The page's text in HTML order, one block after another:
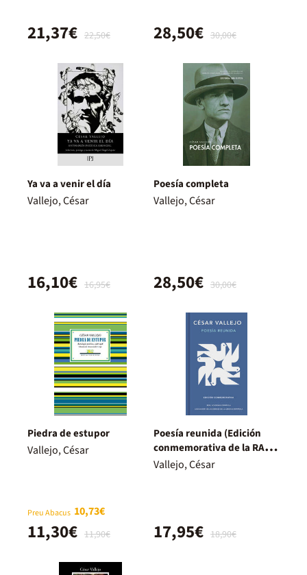
22,50€
21,37€ 30,00€
28,50€
Ya va a venir el día
Vallejo, César
16,95€
16,10€
Poesía completa
Vallejo, César
30,00€
28,50€
Piedra de estupor
Vallejo, César
Preu Abacus 10,73€
11,90€
11,30€
Poesía reunida (Edición
conmemorativa de la RAE y
la ASALE)
Vallejo, César
18,90€
17,95€